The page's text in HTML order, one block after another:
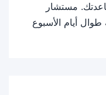
مستشار
طوال أيام الأسبوع